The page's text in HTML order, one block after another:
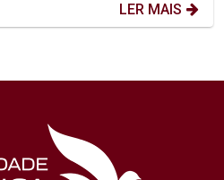
LER MAIS